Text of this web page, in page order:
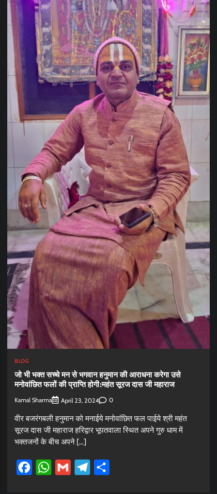
BLOG
जो भी भक्त सच्चे मन से भगवान हनुमान की आराधना करेगा उसे
मनोवांछित फलों की प्राप्ति होगी:महंत सूरज दास जी महाराज
Kamal Sharma April 23, 2024 0
वीर बजरंगबली हनुमान को मनाईये मनोवांछित फल पाईये श्री महंत
सूरज दास जी महाराज हरिद्वार भूपतवाला स्थित अपने गुरु धाम में
भक्तजनों के बीच अपने […]
Facebook
WhatsApp
GmailTelegram